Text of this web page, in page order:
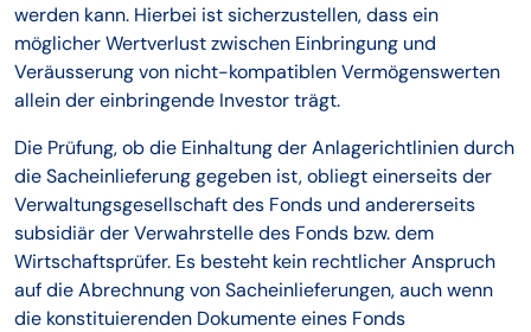
werden kann. Hierbei ist sicherzustellen, dass ein
möglicher Wertverlust zwischen Einbringung und
Veräusserung von nicht-kompatiblen Vermögenswerten
allein der einbringende Investor trägt.
Die Prüfung, ob die Einhaltung der Anlagerichtlinien durch
die Sacheinlieferung gegeben ist, obliegt einerseits der
Verwaltungsgesellschaft des Fonds und andererseits
subsidiär der Verwahrstelle des Fonds bzw. dem
Wirtschaftsprüfer. Es besteht kein rechtlicher Anspruch
auf die Abrechnung von Sacheinlieferungen, auch wenn
die konstituierenden Dokumente eines Fonds